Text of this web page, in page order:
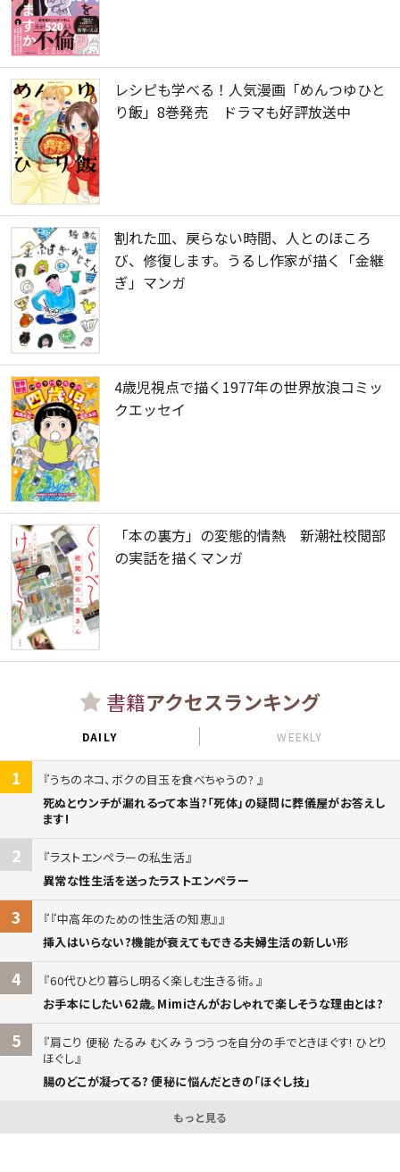
レシピも学べる！人気漫画「めんつゆひと
り飯」8巻発売 ドラマも好評放送中
割れた皿、戻らない時間、人とのほころ
び、修復します。うるし作家が描く「金継
ぎ」マンガ
4歳児視点で描く1977年の世界放浪コミッ
クエッセイ
「本の裏方」の変態的情熱 新潮社校閲部
の実話を描くマンガ
書籍アクセスランキング
DAILY WEEKLY
1
うちのネコ、ボクの目玉を食べちゃうの?
死ぬとウンチが漏れるって本当?「死体」の疑問に葬儀屋がお答えし
ます!
2
ラストエンペラーの私生活
異常な性生活を送ったラストエンペラー
3
『中高年のための性生活の知恵』
挿入はいらない?機能が衰えてもできる夫婦生活の新しい形
4
60代ひとり暮らし明るく楽しむ生きる術。
お手本にしたい62歳。Mimiさんがおしゃれで楽しそうな理由とは?
5
肩こり 便秘 たるみ むくみ うつうつを自分の手でときほぐす! ひとり
ほぐし
腸のどこが凝ってる? 便秘に悩んだときの「ほぐし技」
もっと見る